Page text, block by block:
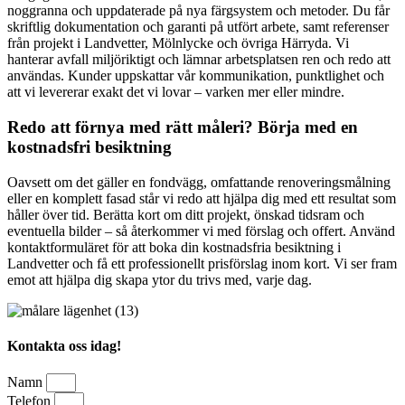
noggranna och uppdaterade på nya färgsystem och metoder. Du får
skriftlig dokumentation och garanti på utfört arbete, samt referenser
från projekt i Landvetter, Mölnlycke och övriga Härryda. Vi
hanterar avfall miljöriktigt och lämnar arbetsplatsen ren och redo att
användas. Kunder uppskattar vår kommunikation, punktlighet och
att vi levererar exakt det vi lovar – varken mer eller mindre.
Redo att förnya med rätt måleri? Börja med en
kostnadsfri besiktning
Oavsett om det gäller en fondvägg, omfattande renoveringsmålning
eller en komplett fasad står vi redo att hjälpa dig med ett resultat som
håller över tid. Berätta kort om ditt projekt, önskad tidsram och
eventuella bilder – så återkommer vi med förslag och offert. Använd
kontaktformuläret för att boka din kostnadsfria besiktning i
Landvetter och få ett professionellt prisförslag inom kort. Vi ser fram
emot att hjälpa dig skapa ytor du trivs med, varje dag.
Kontakta oss idag!
Namn
Telefon